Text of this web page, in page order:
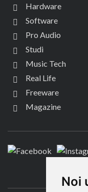
Noi
Hardware
Software
Pro Audio
Studi
Music Tech
Real Life
Freeware
Magazine